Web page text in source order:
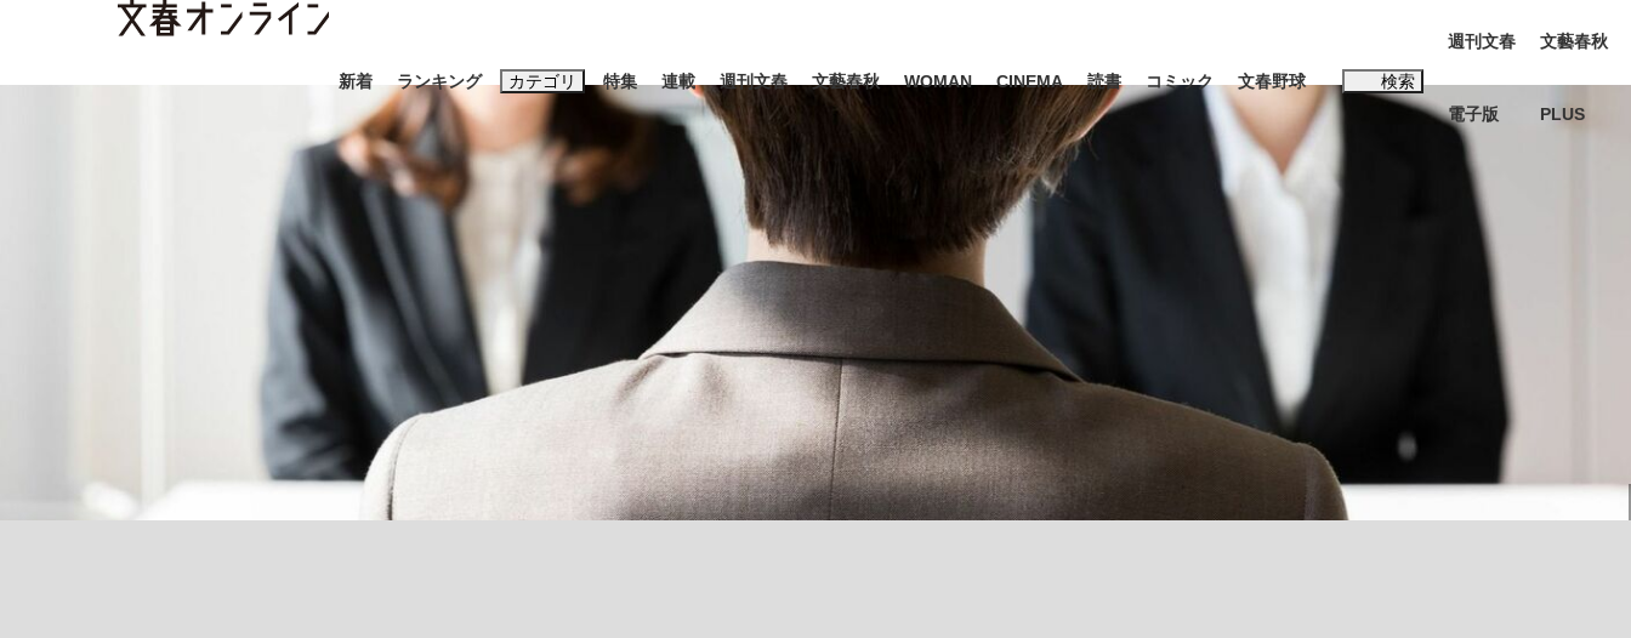
新着 ランキング カテゴリ
スクープ ニュース エンタメ インタビュー 読書
《BTS厳戒トーキョー滞在記》RM→渋谷で飲み会、JIN→伊豆の... 「90%は失敗する。でも…」本田圭佑が初めて明かした日本代表監督に...
特集
終戦から81年 日本生まれのK-POPアイドルたち
連載 週刊文春 文藝春秋 WOMAN CINEMA 読書 コミック 文春野球 検索
キーワード入力
おすすめのキーワードタグ一覧
#藤田晋 #三山凌輝 #高市早苗 #後藤真希 #内田有紀
#玉木雄一郎
週刊文春
電子版
文藝春秋
PLUS